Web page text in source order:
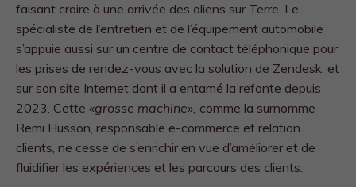
faisant croire à une arrivée des aliens sur Terre. Le
spécialiste de l’entretien et de l’équipement automobile
s’appuie aussi sur un centre de contact téléphonique pour
les prises de rendez-vous avec la solution de Zendesk, et
sur son site Internet dont il a entamé la refonte depuis
2023. Cette «grosse machine», comme la surnomme
Remi Husson, responsable e-commerce et relation
clients, ne cesse de s’enrichir en vue d’améliorer et de
fluidifier les expériences et les parcours des clients.